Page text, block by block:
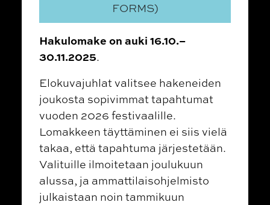
FORMS)
Hakulomake on auki16.10.–
30.11.2025.
Elokuvajuhlat valitsee hakeneiden
joukosta sopivimmat tapahtumat
vuoden 2026 festivaalille.
Lomakkeen täyttäminen ei siis vielä
takaa, että tapahtuma järjestetään.
Valituille ilmoitetaan joulukuun
alussa, ja ammattilaisohjelmisto
julkaistaan noin tammikuun